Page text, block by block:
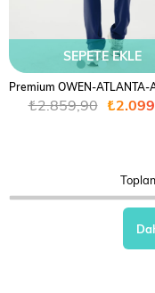
SEPETE EKLE
₺2.859,90